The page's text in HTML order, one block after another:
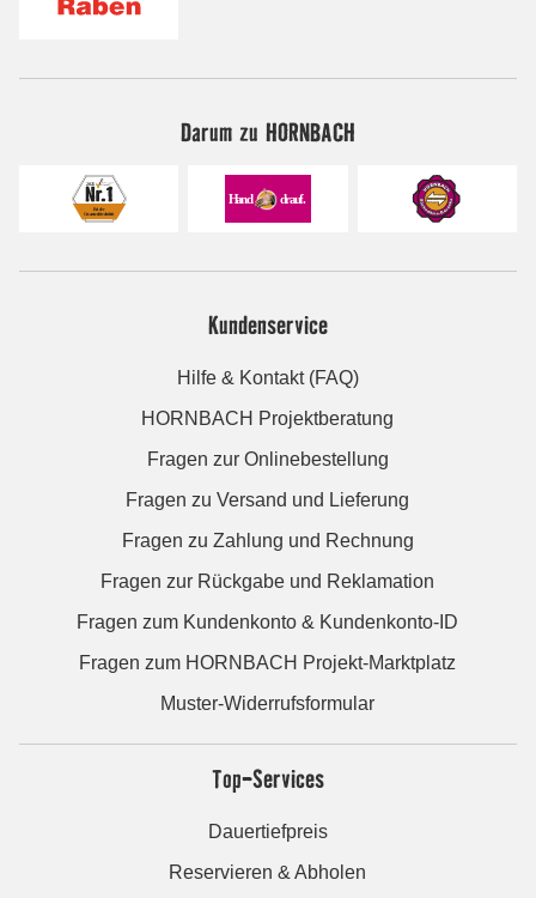
Darum zu HORNBACH
Kundenservice
Hilfe & Kontakt (FAQ)
HORNBACH Projektberatung
Fragen zur Onlinebestellung
Fragen zu Versand und Lieferung
Fragen zu Zahlung und Rechnung
Fragen zur Rückgabe und Reklamation
Fragen zum Kundenkonto & Kundenkonto-ID
Fragen zum HORNBACH Projekt-Marktplatz
Muster-Widerrufsformular
Top-Services
Dauertiefpreis
Reservieren & Abholen